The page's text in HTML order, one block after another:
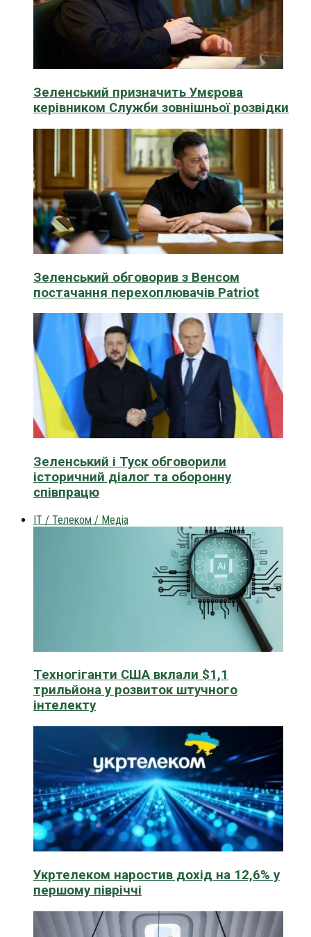
Зеленський призначить Умєрова
керівником Служби зовнішньої розвідки
Зеленський обговорив з Венсом
постачання перехоплювачів Patriot
Зеленський і Туск обговорили
історичний діалог та оборонну
співпрацю
IT / Телеком / Медіа
Техногіганти США вклали $1,1
трильйона у розвиток штучного
інтелекту
Укртелеком наростив дохід на 12,6% у
першому півріччі